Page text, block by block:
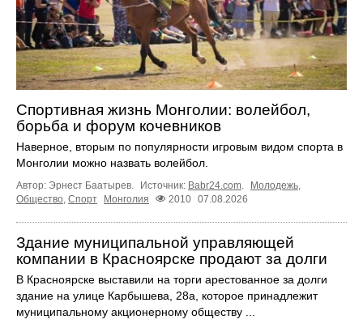
Спортивная жизнь Монголии: волейбол,
борьба и форум кочевников
Наверное, вторым по популярности игровым видом спорта в
Монголии можно назвать волейбол.
Автор: Эрнест Баатырев. Источник: Babr24.com. Молодежь,
Общество, Спорт Монголия 2010 07.08.2026
Здание муниципальной управляющей
компании в Красноярске продают за долги
В Красноярске выставили на торги арестованное за долги
здание на улице Карбышева, 28а, которое принадлежит
муниципальному акционерному обществу ...